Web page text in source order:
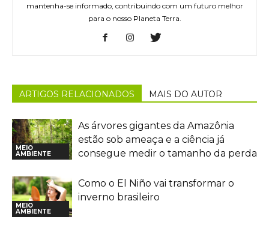
mantenha-se informado, contribuindo com um futuro melhor
para o nosso Planeta Terra.
ARTIGOS RELACIONADOS MAIS DO AUTOR
MEIO
AMBIENTE
As árvores gigantes da Amazônia
estão sob ameaça e a ciência já
consegue medir o tamanho da perda
MEIO
AMBIENTE
Como o El Niño vai transformar o
inverno brasileiro